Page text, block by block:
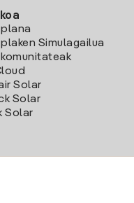
plana
Simulagailua
komunitateak
Solar
Solar
Solar